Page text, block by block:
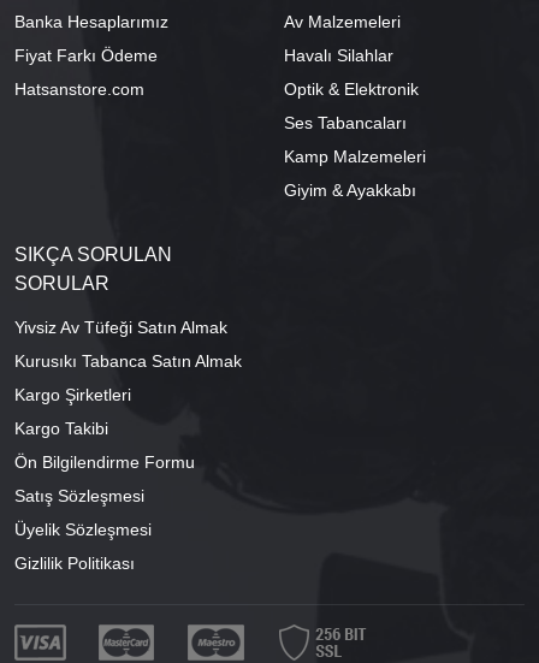
Banka Hesaplarımız
Fiyat Farkı Ödeme
Hatsanstore.com
Av Malzemeleri
Havalı Silahlar
Optik & Elektronik
Ses Tabancaları
Kamp Malzemeleri
Giyim & Ayakkabı
SIKÇA SORULAN
SORULAR
Yivsiz Av Tüfeği Satın Almak
Kurusıkı Tabanca Satın Almak
Kargo Şirketleri
Kargo Takibi
Ön Bilgilendirme Formu
Satış Sözleşmesi
Üyelik Sözleşmesi
Gizlilik Politikası